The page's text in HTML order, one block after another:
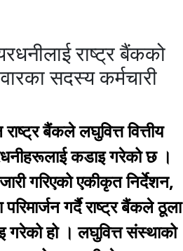
राष्ट्र बैंकको
सदस्य कर्मचारी
बैंकले लघुवित्त वित्तीय
कडाइ गरेको छ ।
गरिएको एकीकृत निर्देशन,
गर्दै राष्ट्र बैंकले ठूला
हो । लघुवित्त संस्थाको